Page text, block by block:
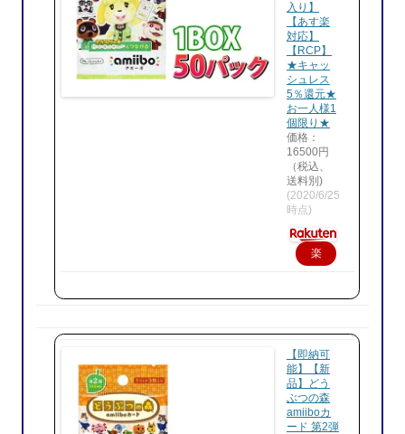
入り】
【あす楽
対応】
【RCP】
★キャッ
シュレス
5％還元★
お一人様1
個限り★
価格：
16500円
（税込、
送料別)
(2020/6/25
時点)
楽
で
入
【即納可
能】【新
品】どう
ぶつの森
amiiboカ
ード 第2弾